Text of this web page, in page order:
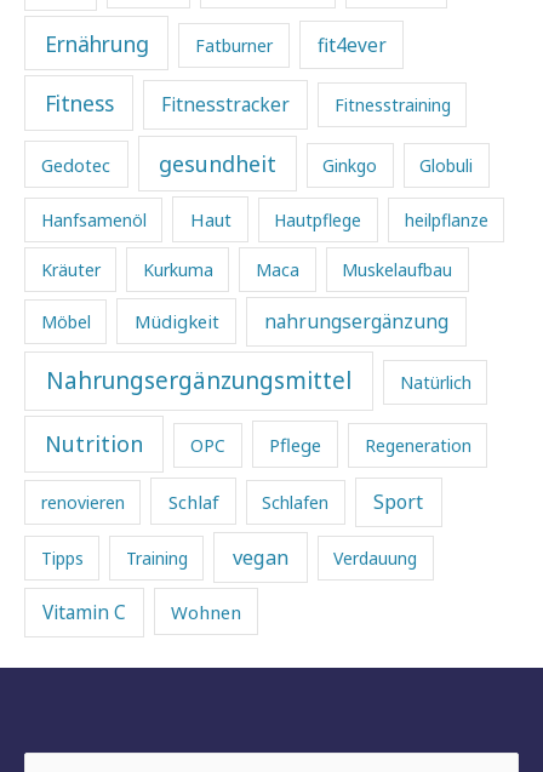
Ernährung Fatburner fit4ever
Fitness Fitnesstracker Fitnesstraining
Gedotec gesundheit Ginkgo Globuli
Hanfsamenöl Haut Hautpflege heilpflanze
Kräuter Kurkuma Maca Muskelaufbau
Möbel Müdigkeit nahrungsergänzung
Nahrungsergänzungsmittel Natürlich
Nutrition OPC Pflege Regeneration
renovieren Schlaf Schlafen Sport
Tipps Training vegan Verdauung
Vitamin C Wohnen